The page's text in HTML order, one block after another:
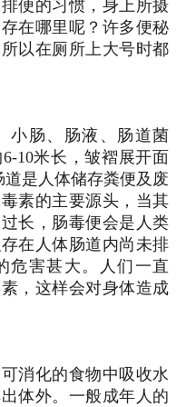
便的习惯，身上所摄
在哪里呢？许多便秘
以在厕所上大号时都
小肠、肠液、肠道菌
10米长，皱褶展开面
是人体储存粪便及废
素的主要源头，当其
长，肠毒便会是人类
在人体肠道内尚未排
危害甚大。人们一直
，这样会对身体造成
消化的食物中吸收水
体外。一般成年人的